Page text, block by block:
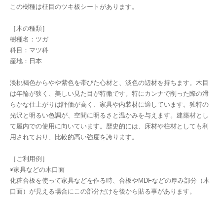
この樹種は柾目のツキ板シートがあります。
［木の種類］
樹種名：ツガ
科目：マツ科
産地：日本
淡桃褐色からやや紫色を帯びた心材と、淡色の辺材を持ちます。木目
は年輪が狭く、美しい見た目が特徴です。特にカンナで削った際の滑
らかな仕上がりは評価が高く、家具や内装材に適しています。独特の
光沢と明るい色調が、空間に明るさと温かみを与えます。建築材とし
て屋内での使用に向いています。歴史的には、床材や柱材としても利
用されており、比較的高い強度を誇ります。
［ご利用例］
◉家具などの木口面
化粧合板を使って家具などを作る時、合板やMDFなどの厚み部分（木
口面）が見える場合にこの部分だけを後から貼る事があります。